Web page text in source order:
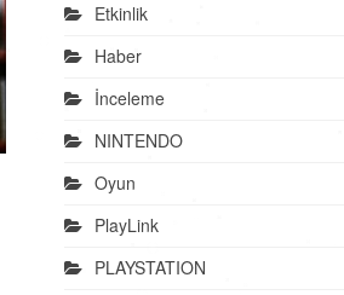
Etkinlik
Haber
İnceleme
NINTENDO
Oyun
PlayLink
PLAYSTATION